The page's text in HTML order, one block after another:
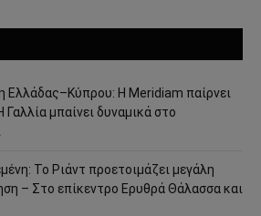
Ελλάδας–Κύπρου: Η Meridiam παίρνει
Γαλλία μπαίνει δυναμικά στο
Το Ριάντ προετοιμάζει μεγάλη
– Στο επίκεντρο Ερυθρά Θάλασσα και